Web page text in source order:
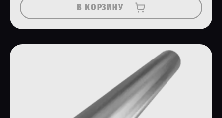
В КОРЗИНУ